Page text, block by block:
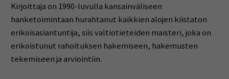
Kirjoittaja on 1990-luvulla kansainväliseen
hanketoimintaan hurahtanut kaikkien alojen kiistaton
erikoisasiantuntija, siis valtiotieteiden maisteri, joka on
erikoistunut rahoituksen hakemiseen, hakemusten
tekemiseen ja arviointiin.